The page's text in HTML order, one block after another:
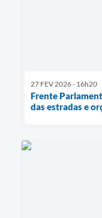
27 FEV 2026 - 16h20
Frente
das estradas e